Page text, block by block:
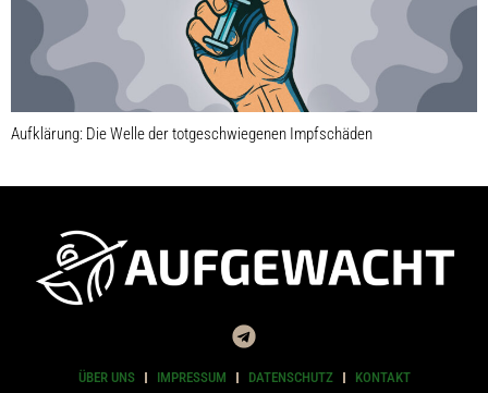
Aufklärung: Die Welle der totgeschwiegenen Impfschäden
ÜBER UNS IMPRESSUM DATENSCHUTZ KONTAKT